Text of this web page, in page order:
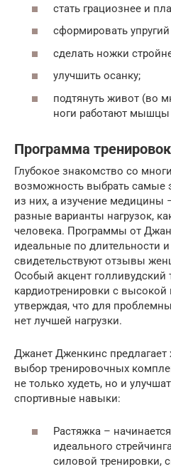
стать грациознее и
сформировать
сделать ножки
улучшить осанку;
подтянуть живот (во
ноги работают мышцы
Программа
Глубокое знакомство со
возможность выбрать
из них, а изучение медицины
разные варианты нагрузок,
человека. Программы от
идеальные по длительности
свидетельствуют отзывы
Особый акцент голливудский
кардиотренировки с высокой
утверждая, что для
нет лучшей нагрузки.
Джанет Дженкинс
выбор тренировочных
не только худеть, но и
спортивные навыки:
Растяжка –
идеального
силовой тренировки,